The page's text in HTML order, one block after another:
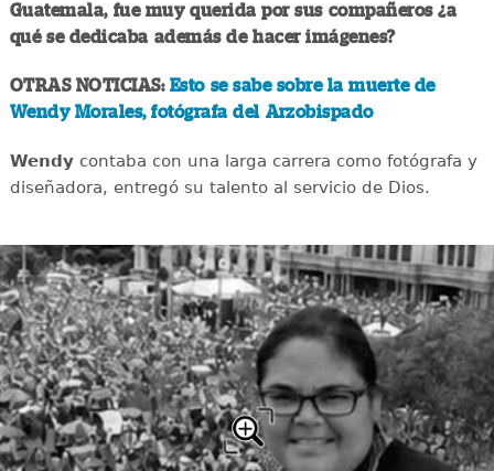
Guatemala, fue muy querida por sus compañeros ¿a
qué se dedicaba además de hacer imágenes?
OTRAS NOTICIAS: Esto se sabe sobre la muerte de
Wendy Morales, fotógrafa del Arzobispado
Wendycontaba con una larga carrera como fotógrafa y
diseñadora, entregó su talento al servicio de Dios.